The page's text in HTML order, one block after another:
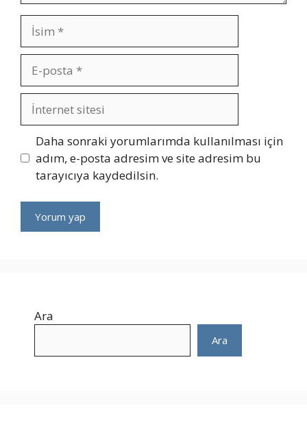
İsim
posta
İnternet
sitesi
Daha sonraki yorumlarımda kullanılması için
adım, e-posta adresim ve site adresim bu
tarayıcıya kaydedilsin.
Ara
Ara